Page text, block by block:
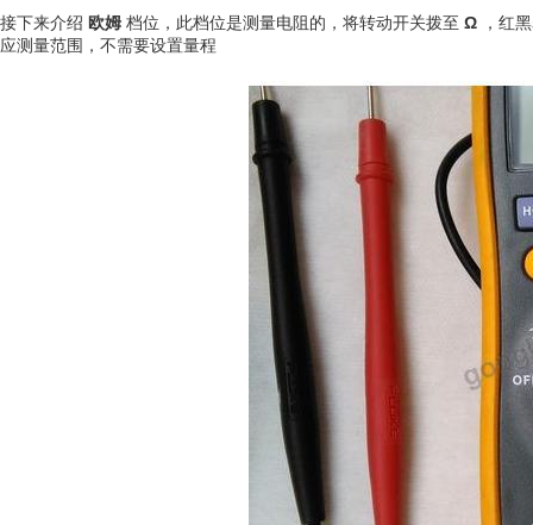
接下来介绍 欧姆 档位，此档位是测量电阻的，将转动开关拨至 Ω
，红
应测量范围，不需要设置量程